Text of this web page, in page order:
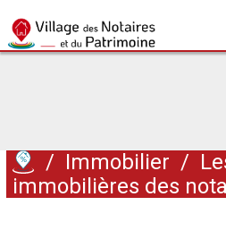
/ Immobilier /
immobilières des